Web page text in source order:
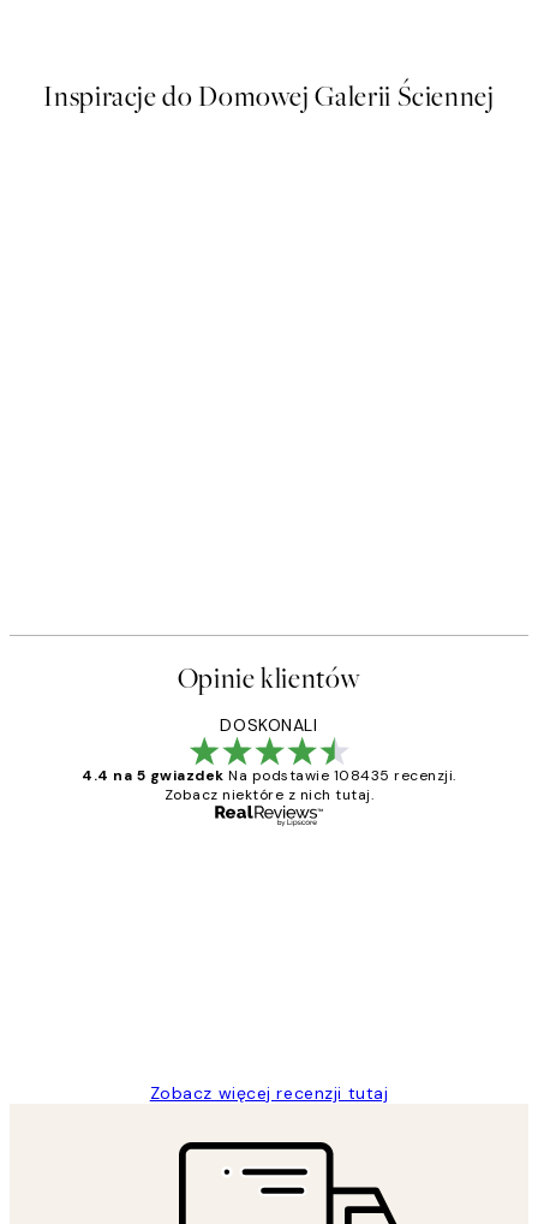
Inspiracje do Domowej Galerii Ściennej
Opinie klientów
DOSKONALI
4.4 na 5 gwiazdek Na podstawie 108435 recenzji.
Zobacz niektóre z nich tutaj.
Zobacz więcej recenzji tutaj